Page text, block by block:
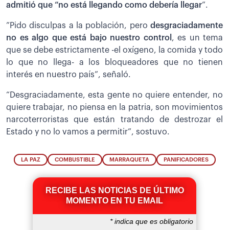
admitió que “no está llegando como debería llegar”.
”Pido disculpas a la población, pero desgraciadamente
no es algo que está bajo nuestro control , es un tema
que se debe estrictamente -el oxígeno, la comida y todo
lo que no llega- a los bloqueadores que no tienen
interés en nuestro país”, señaló.
“Desgraciadamente, esta gente no quiere entender, no
quiere trabajar, no piensa en la patria, son movimientos
narcoterroristas que están tratando de destrozar el
Estado y no lo vamos a permitir”, sostuvo.
LA PAZ COMBUSTIBLE MARRAQUETA PANIFICADORES
RECIBE LAS NOTICIAS DE ÚLTIMO
MOMENTO EN TU EMAIL
*indica que es obligatorio